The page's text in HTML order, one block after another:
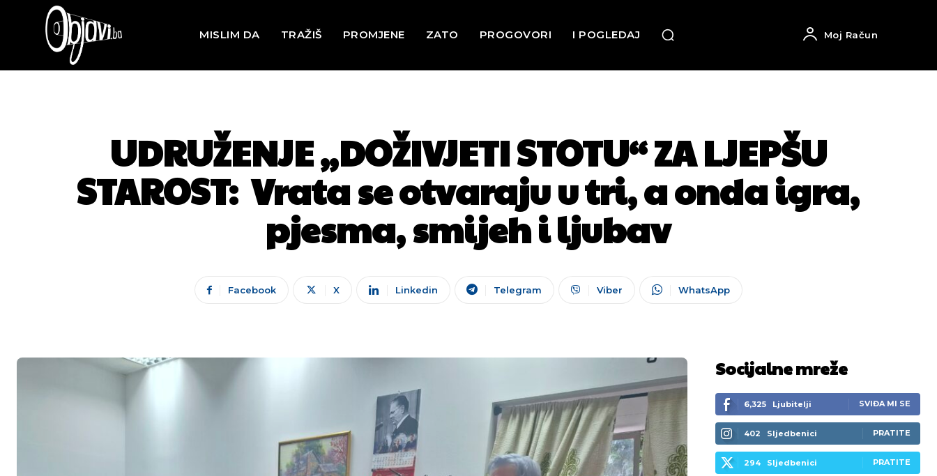
MISLIM DA TRAŽIŠ PROMJENE ZATO PROGOVORI I POGLEDAJ Moj Račun
UDRUŽENJE „DOŽIVJETI STOTU“ ZA LJEPŠU
STAROST: Vrata se otvaraju u tri, a onda igra,
pjesma, smijeh i ljubav
Facebook X Linkedin Telegram Viber WhatsApp
Socijalne mreže
6,325 Ljubitelji SVIĐA MI SE
402 Sljedbenici PRATITE
294 Sljedbenici PRATITE